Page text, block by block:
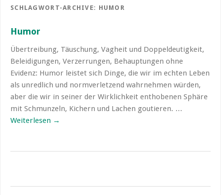
SCHLAGWORT-ARCHIVE: HUMOR
Humor
Übertreibung, Täuschung, Vagheit und Doppeldeutigkeit,
Beleidigungen, Verzerrungen, Behauptungen ohne
Evidenz: Humor leistet sich Dinge, die wir im echten Leben
als unredlich und normverletzend wahrnehmen würden,
aber die wir in seiner der Wirklichkeit enthobenen Sphäre
mit Schmunzeln, Kichern und Lachen goutieren. …
Weiterlesen →